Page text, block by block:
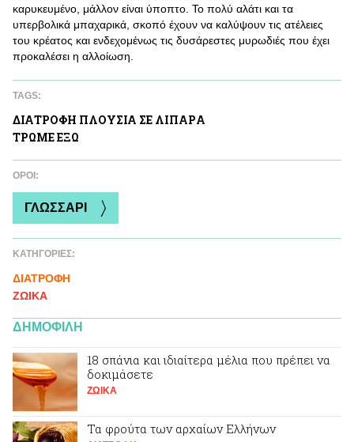
καρυκευμένο, μάλλον είναι ύποπτο. Το πολύ αλάτι και τα
υπερβολικά μπαχαρικά, σκοπό έχουν να καλύψουν τις ατέλειες
του κρέατος και ενδεχομένως τις δυσάρεστες μυρωδιές που έχει
προκαλέσει η αλλοίωση.
TAGS:
ΔΙΑΤΡΟΦΗ ΠΛΟΥΣΙΑ ΣΕ ΛΙΠΑΡA
ΤΡΩΜΕ ΕΞΩ
ΌΡΟΙ:
ΓΛΩΣΣΑΡΙ
ΚΑΤΗΓΟΡΙΕΣ:
ΔΙΑΤΡΟΦΗ
ΖΩΙΚA
ΔΗΜΟΦΙΛΗ
18 σπάνια και ιδιαίτερα μέλια που πρέπει να
δοκιμάσετε
ΖΩΙΚA
Τα φρούτα των αρχαίων Ελλήνων